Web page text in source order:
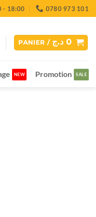
- 18:00 0780 973 101
PANIER / 0 د.ج
Promotion